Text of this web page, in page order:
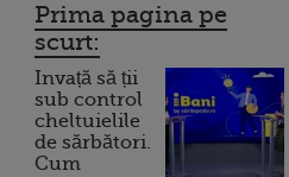
Prima pagina pe
scurt:
Invață să ții
sub control
cheltuielile
de sărbători.
Cum